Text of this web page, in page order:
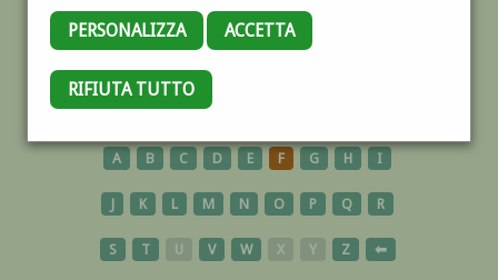
PERSONALIZZA ACCETTA
RIFIUTA TUTTO
PARABITA
A B C D E F G H I
J K L M N O P Q R
S T U V W X Y Z ⬅